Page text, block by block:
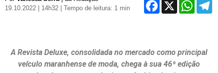
19.10.2022 | 14h32
| Tempo de leitura: 1 min
Facebook
X
A Revista Deluxe, consolidada no mercado como principal
veículo maranhense de moda, chega à sua 46ª edição